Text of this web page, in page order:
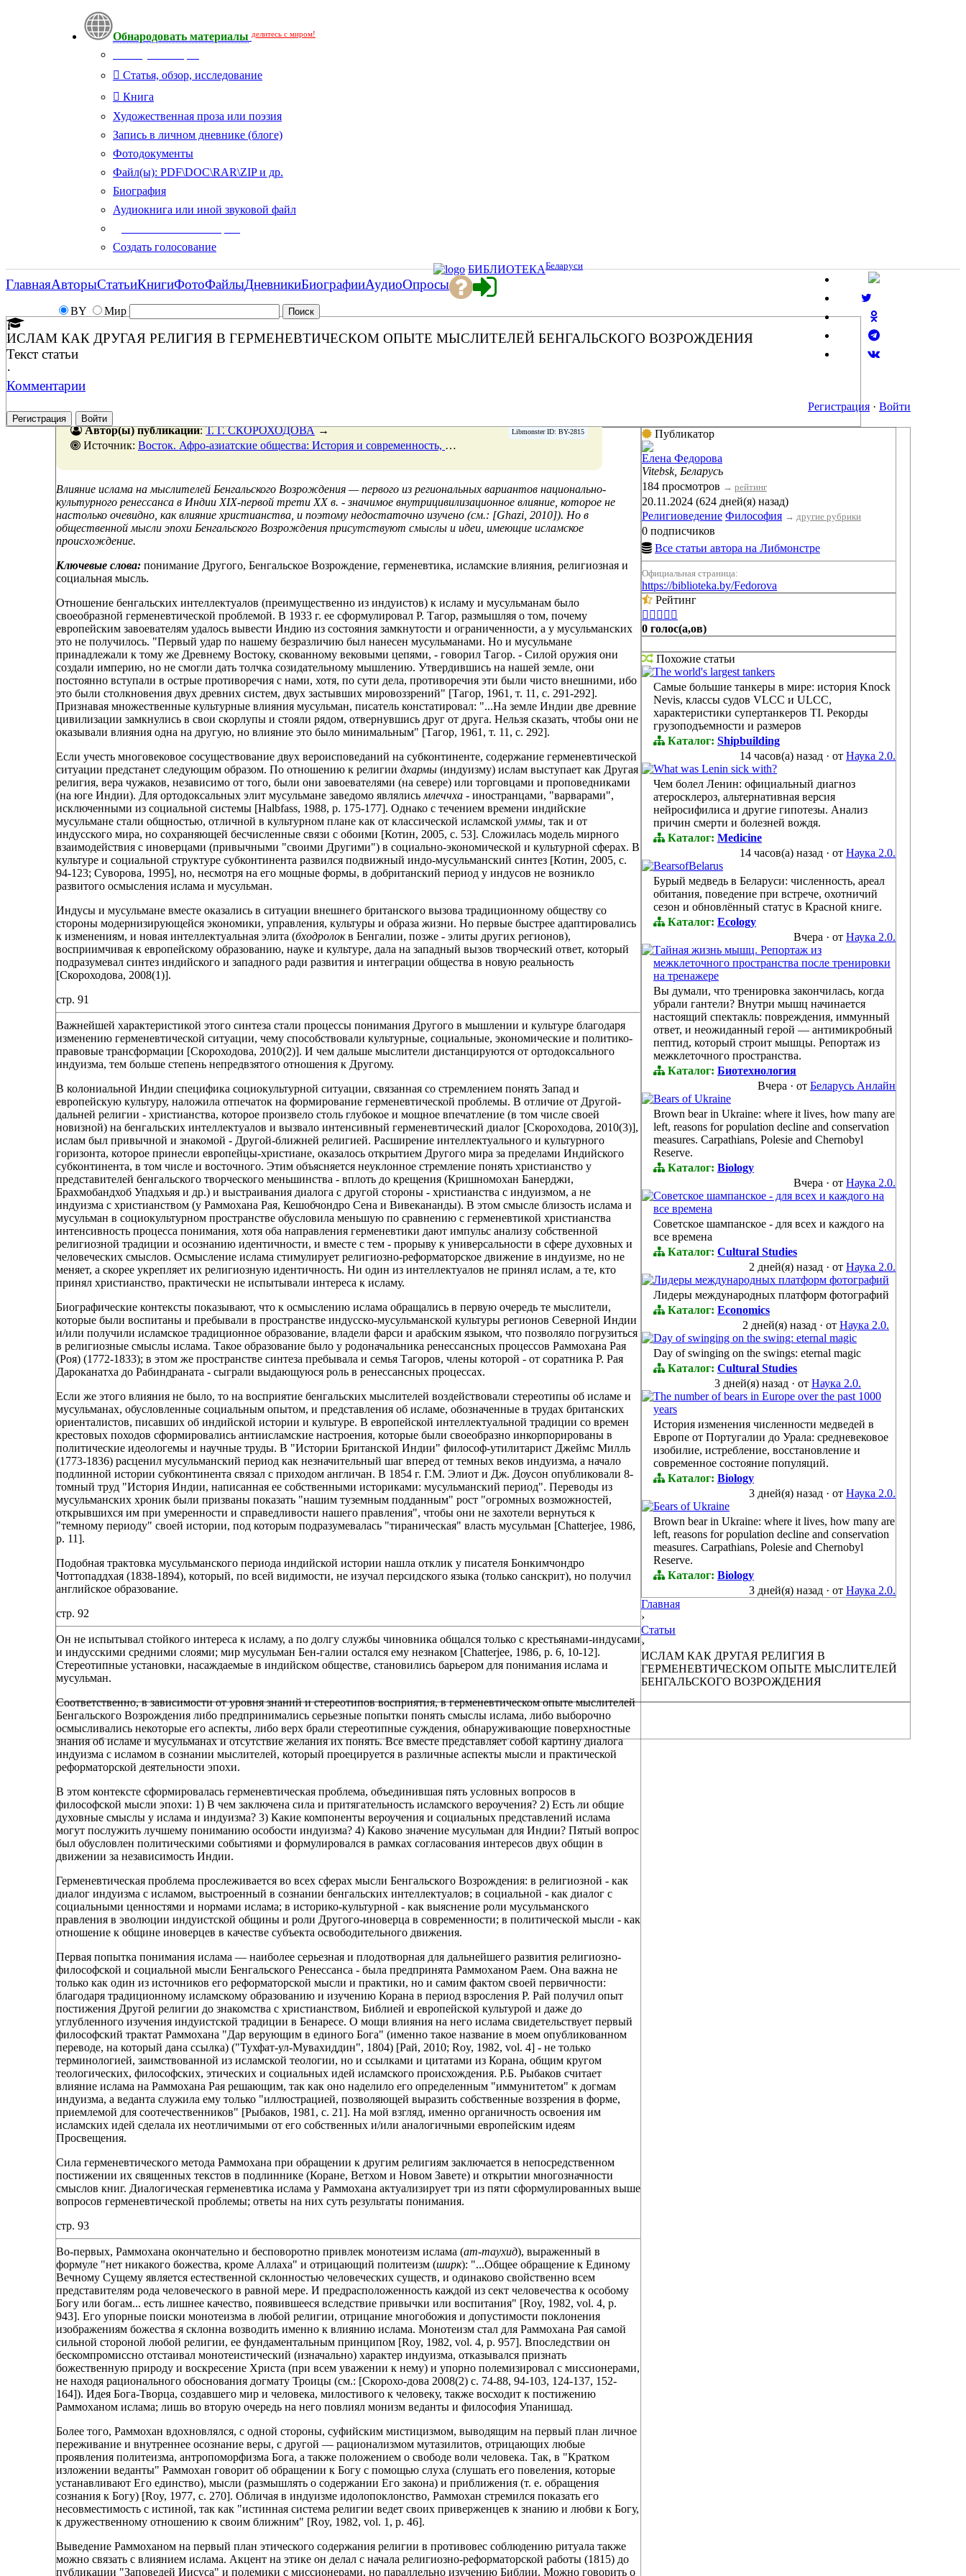
Обнародовать материалы делитесь с миром!
Статья, обзор, исследование
Книга
Художественная проза или поэзия
Запись в личном дневнике (блоге)
Фотодокументы
Файл(ы): PDF\DOC\RAR\ZIP и др.
Биография
Аудиокнига или иной звуковой файл
Создать голосование
BY Мир
БИБЛИОТЕКАБеларуси
Регистрация · Войти
ГлавнаяАвторыСтатьиКнигиФотоФайлыДневникиБиографииАудиоОпросы
ИСЛАМ КАК ДРУГАЯ РЕЛИГИЯ В ГЕРМЕНЕВТИЧЕСКОМ ОПЫТЕ МЫСЛИТЕЛЕЙ БЕНГАЛЬСКОГО ВОЗРОЖДЕНИЯ
Текст статьи
·
Комментарии
Регистрация Войти
Libmonster ID: BY-2815
Автор(ы) публикации:Т. Г. СКОРОХОДОВА→
Источник: Восток. Афро-азиатские общества: История и современность, № 6, 31 декабря 2012 Страницы 91-101 →
Влияние ислама на мыслителей Бенгальского Возрождения — первого из региональных вариантов национально-
культурного ренессанса в Индии XIX-первой трети XX в. - значимое внутрицивилизационное влияние, которое не
настолько очевидно, как влияние христианства, и поэтому недостаточно изучено (см.: [Ghazi, 2010]). Но в
общественной мысли эпохи Бенгальского Возрождения присутствуют смыслы и идеи, имеющие исламское
происхождение.
Ключевые слова: понимание Другого, Бенгальское Возрождение, герменевтика, исламские влияния, религиозная и
социальная мысль.
Отношение бенгальских интеллектуалов (преимущественно из индуистов) к исламу и мусульманам было
своеобразной герменевтической проблемой. В 1933 г. ее сформулировал Р. Тагор, размышляя о том, почему
европейским завоевателям удалось вывести Индию из состояния замкнутости и ограниченности, а у мусульманских
это не получилось. "Первый удар по нашему безразличию был нанесен мусульманами. Но и мусульмане
принадлежали к тому же Древнему Востоку, скованному вековыми цепями, - говорил Тагор. - Силой оружия они
создали империю, но не смогли дать толчка созидательному мышлению. Утвердившись на нашей земле, они
постоянно вступали в острые противоречия с нами, хотя, по сути дела, противоречия эти были чисто внешними, ибо
это были столкновения двух древних систем, двух застывших мировоззрений" [Тагор, 1961, т. 11, с. 291-292].
Признавая множественные культурные влияния мусульман, писатель констатировал: "...На земле Индии две древние
цивилизации замкнулись в свои скорлупы и стояли рядом, отвернувшись друг от друга. Нельзя сказать, чтобы они не
оказывали влияния одна на другую, но влияние это было минимальным" [Тагор, 1961, т. 11, с. 292].
Если учесть многовековое сосуществование двух вероисповеданий на субконтиненте, содержание герменевтической
ситуации предстанет следующим образом. По отношению к религии дхармы (индуизму) ислам выступает как Другая
религия, вера чужаков, независимо от того, были они завоевателями (на севере) или торговцами и проповедниками
(на юге Индии). Для ортодоксальных элит мусульмане заведомо являлись млеччха - иностранцами, "варварами",
исключенными из социальной системы [Halbfass, 1988, р. 175-177]. Однако с течением времени индийские
мусульмане стали общностью, отличной в культурном плане как от классической исламской уммы, так и от
индусского мира, но сохраняющей бесчисленные связи с обоими [Котин, 2005, с. 53]. Сложилась модель мирного
взаимодействия с иноверцами (привычными "своими Другими") в социально-экономической и культурной сферах. В
культуре и социальной структуре субконтинента развился подвижный индо-мусульманский синтез [Котин, 2005, с.
94-123; Суворова, 1995], но, несмотря на его мощные формы, в добританский период у индусов не возникло
развитого осмысления ислама и мусульман.
Индусы и мусульмане вместе оказались в ситуации внешнего британского вызова традиционному обществу со
стороны модернизирующейся экономики, управления, культуры и образа жизни. Но первые быстрее адаптировались
к изменениям, и новая интеллектуальная элита (бходролокв Бенгалии, позже - элиты других регионов),
восприимчивая к европейскому образованию, науке и культуре, дала на западный вызов творческий ответ, который
подразумевал синтез индийского и западного ради развития и интеграции общества в новую реальность
[Скороходова, 2008(1)].
стр. 91
Важнейшей характеристикой этого синтеза стали процессы понимания Другого в мышлении и культуре благодаря
изменению герменевтической ситуации, чему способствовали культурные, социальные, экономические и политико-
правовые трансформации [Скороходова, 2010(2)]. И чем дальше мыслители дистанцируются от ортодоксального
индуизма, тем больше степень непредвзятого отношения к Другому.
В колониальной Индии специфика социокультурной ситуации, связанная со стремлением понять Запад и
европейскую культуру, наложила отпечаток на формирование герменевтической проблемы. В отличие от Другой-
дальней религии - христианства, которое произвело столь глубокое и мощное впечатление (в том числе своей
новизной) на бенгальских интеллектуалов и вызвало интенсивный герменевтический диалог [Скороходова, 2010(3)],
ислам был привычной и знакомой - Другой-ближней религией. Расширение интеллектуального и культурного
горизонта, которое принесли европейцы-христиане, оказалось открытием Другого мира за пределами Индийского
субконтинента, в том числе и восточного. Этим объясняется неуклонное стремление понять христианство у
представителей бенгальского творческого меньшинства - вплоть до крещения (Кришномохан Банерджи,
Брахмобандхоб Упадхьяя и др.) и выстраивания диалога с другой стороны - христианства с индуизмом, а не
индуизма с христианством (у Раммохана Рая, Кешобчондро Сена и Вивекананды). В этом смысле близость ислама и
мусульман в социокультурном пространстве обусловила меньшую по сравнению с герменевтикой христианства
интенсивность процесса понимания, хотя оба направления герменевтики дают импульс анализу собственной
религиозной традиции и осознанию идентичности, и вместе с тем - прорыву к универсальности в сфере духовных и
человеческих смыслов. Осмысление ислама стимулирует религиозно-реформаторское движение в индуизме, но не
меняет, а скорее укрепляет их религиозную идентичность. Ни один из интеллектуалов не принял ислам, а те, кто
принял христианство, практически не испытывали интереса к исламу.
Биографические контексты показывают, что к осмыслению ислама обращались в первую очередь те мыслители,
которые были воспитаны и пребывали в пространстве индусско-мусульманской культуры регионов Северной Индии
и/или получили исламское традиционное образование, владели фарси и арабским языком, что позволяло погрузиться
в религиозные смыслы ислама. Такое образование было у родоначальника ренессансных процессов Раммохана Рая
(Роя) (1772-1833); в этом же пространстве синтеза пребывала и семья Тагоров, члены которой - от соратника Р. Рая
Дароканатха до Рабиндраната - сыграли выдающуюся роль в ренессансных процессах.
Если же этого влияния не было, то на восприятие бенгальских мыслителей воздействовали стереотипы об исламе и
мусульманах, обусловленные социальным опытом, и представления об исламе, обозначенные в трудах британских
ориенталистов, писавших об индийской истории и культуре. В европейской интеллектуальной традиции со времен
крестовых походов сформировались антиисламские настроения, которые были своеобразно инкорпорированы в
политические идеологемы и научные труды. В "Истории Британской Индии" философ-утилитарист Джеймс Милль
(1773-1836) расценил мусульманский период как незначительный шаг вперед от темных веков индуизма, а начало
подлинной истории субконтинента связал с приходом англичан. В 1854 г. Г.М. Элиот и Дж. Доусон опубликовали 8-
томный труд "История Индии, написанная ее собственными историками: мусульманский период". Переводы из
мусульманских хроник были призваны показать "нашим туземным подданным" рост "огромных возможностей,
открывшихся им при умеренности и справедливости нашего правления", чтобы они не захотели вернуться к
"темному периоду" своей истории, под которым подразумевалась "тираническая" власть мусульман [Chatterjee, 1986,
р. 11].
Подобная трактовка мусульманского периода индийской истории нашла отклик у писателя Бонкимчондро
Чоттопаддхая (1838-1894), который, по всей видимости, не изучал персидского языка (только санскрит), но получил
английское образование.
стр. 92
Он не испытывал стойкого интереса к исламу, а по долгу службы чиновника общался только с крестьянами-индусами
и индусскими средними слоями; мир мусульман Бен-галии остался ему незнаком [Chatterjee, 1986, р. 6, 10-12].
Стереотипные установки, насаждаемые в индийском обществе, становились барьером для понимания ислама и
мусульман.
Соответственно, в зависимости от уровня знаний и стереотипов восприятия, в герменевтическом опыте мыслителей
Бенгальского Возрождения либо предпринимались серьезные попытки понять смыслы ислама, либо выборочно
осмысливались некоторые его аспекты, либо верх брали стереотипные суждения, обнаруживающие поверхностные
знания об исламе и мусульманах и отсутствие желания их понять. Все вместе представляет собой картину диалога
индуизма с исламом в сознании мыслителей, который проецируется в различные аспекты мысли и практической
реформаторской деятельности эпохи.
В этом контексте сформировалась герменевтическая проблема, объединившая пять условных вопросов в
философской мысли эпохи: 1) В чем заключена сила и притягательность исламского вероучения? 2) Есть ли общие
духовные смыслы у ислама и индуизма? 3) Какие компоненты вероучения и социальных представлений ислама
могут послужить лучшему пониманию особости индуизма? 4) Каково значение мусульман для Индии? Пятый вопрос
был обусловлен политическими событиями и формулировался в рамках согласования интересов двух общин в
движении за независимость Индии.
Герменевтическая проблема прослеживается во всех сферах мысли Бенгальского Возрождения: в религиозной - как
диалог индуизма с исламом, выстроенный в сознании бенгальских интеллектуалов; в социальной - как диалог с
социальными ценностями и нормами ислама; в историко-культурной - как выяснение роли мусульманского
правления в эволюции индуистской общины и роли Другого-иноверца в современности; в политической мысли - как
отношение к общине иноверцев в качестве субъекта освободительного движения.
Первая попытка понимания ислама — наиболее серьезная и плодотворная для дальнейшего развития религиозно-
философской и социальной мысли Бенгальского Ренессанса - была предпринята Раммоханом Раем. Она важна не
только как один из источников его реформаторской мысли и практики, но и самим фактом своей первичности:
благодаря традиционному исламскому образованию и изучению Корана в период взросления Р. Рай получил опыт
постижения Другой религии до знакомства с христианством, Библией и европейской культурой и даже до
углубленного изучения индуистской традиции в Бенаресе. О мощи влияния на него ислама свидетельствует первый
философский трактат Раммохана "Дар верующим в единого Бога" (именно такое название в моем опубликованном
переводе, на который дана ссылка) ("Тухфат-ул-Мувахиддин", 1804) [Рай, 2010; Roy, 1982, vol. 4] - не только
терминологией, заимствованной из исламской теологии, но и ссылками и цитатами из Корана, общим кругом
теологических, философских, этических и социальных идей исламского происхождения. Р.Б. Рыбаков считает
влияние ислама на Раммохана Рая решающим, так как оно наделило его определенным "иммунитетом" к догмам
индуизма, а веданта служила ему только "иллюстрацией, позволяющей выразить собственные воззрения в форме,
приемлемой для соотечественников" [Рыбаков, 1981, с. 21]. На мой взгляд, именно органичность освоения им
исламских идей сделала их неотличимыми от его собственных и/или аналогичными европейским идеям
Просвещения.
Сила герменевтического метода Раммохана при обращении к другим религиям заключается в непосредственном
постижении их священных текстов в подлиннике (Коране, Ветхом и Новом Завете) и открытии многозначности
смыслов книг. Диалогическая герменевтика ислама у Раммохана актуализирует три из пяти сформулированных выше
вопросов герменевтической проблемы; ответы на них суть результаты понимания.
стр. 93
Во-первых, Раммохана окончательно и бесповоротно привлек монотеизм ислама (ат-таухид), выраженный в
формуле "нет никакого божества, кроме Аллаха" и отрицающий политеизм (ширк): "...Общее обращение к Единому
Вечному Сущему является естественной склонностью человеческих существ, и одинаково свойственно всем
представителям рода человеческого в равной мере. И предрасположенность каждой из сект человечества к особому
Богу или богам... есть лишнее качество, появившееся вследствие привычки или воспитания" [Roy, 1982, vol. 4, p.
943]. Его упорные поиски монотеизма в любой религии, отрицание многобожия и допустимости поклонения
изображениям божества я склонна возводить именно к влиянию ислама. Монотеизм стал для Раммохана Рая самой
сильной стороной любой религии, ее фундаментальным принципом [Roy, 1982, vol. 4, p. 957]. Впоследствии он
бескомпромиссно отстаивал монотеистический (изначально) характер индуизма, отказывался признать
божественную природу и воскресение Христа (при всем уважении к нему) и упорно полемизировал с миссионерами,
не находя рационального обоснования догмату Троицы (см.: [Скорохо-дова 2008(2) с. 74-88, 94-103, 124-137, 152-
164]). Идея Бога-Творца, создавшего мир и человека, милостивого к человеку, также восходит к постижению
Раммоханом ислама; лишь во вторую очередь на него повлиял монизм веданты и философия Упанишад.
Более того, Раммохан вдохновлялся, с одной стороны, суфийским мистицизмом, выводящим на первый план личное
переживание и внутреннее осознание веры, с другой — рационализмом мутазилитов, отрицающих любые
проявления политеизма, антропоморфизма Бога, а также положением о свободе воли человека. Так, в "Кратком
изложении веданты" Раммохан говорит об обращении к Богу с помощью слуха (слушать его повеления, которые
устанавливают Его единство), мысли (размышлять о содержании Его закона) и приближения (т. е. обращения
сознания к Богу) [Roy, 1977, с. 270]. Обличая в индуизме идолопоклонство, Раммохан стремился показать его
несовместимость с истиной, так как "истинная система религии ведет своих приверженцев к знанию и любви к Богу,
к дружественному отношению к своим ближним" [Roy, 1982, vol. 1, p. 46].
Выведение Раммоханом на первый план этического содержания религии в противовес соблюдению ритуала также
можно связать с влиянием ислама. Акцент на этике он делал с начала религиозно-реформаторской работы (1815) до
публикации "Заповедей Иисуса" и полемики с миссионерами, но параллельно изучению Библии. Можно говорить о
Публикатор
Елена Федорова
Vitebsk, Беларусь
184 просмотров → рейтинг
20.11.2024 (624 дней(я) назад)
Религиоведение Философия → другие рубрики
0 подписчиков
Все статьи автора на Либмонстре
Официальная страница:
https://biblioteka.by/Fedorova
Рейтинг
    
0 голос(а,ов)
Похожие статьи
The world's largest tankers
Самые большие танкеры в мире: история Knock
Nevis, классы судов VLCC и ULCC,
характеристики супертанкеров TI. Рекорды
грузоподъемности и размеров
Каталог: Shipbuilding
14 часов(а) назад · от Наука 2.0.
What was Lenin sick with?
Чем болел Ленин: официальный диагноз
атеросклероз, альтернативная версия
нейросифилиса и другие гипотезы. Анализ
причин смерти и болезней вождя.
Каталог: Medicine
14 часов(а) назад · от Наука 2.0.
BearsofBelarus
Бурый медведь в Беларуси: численность, ареал
обитания, поведение при встрече, охотничий
сезон и обновлённый статус в Красной книге.
Каталог: Ecology
Вчера · от Наука 2.0.
Тайная жизнь мышц. Репортаж из
межклеточного пространства после тренировки
на тренажере
Вы думали, что тренировка закончилась, когда
убрали гантели? Внутри мышц начинается
настоящий спектакль: повреждения, иммунный
ответ, и неожиданный герой — антимикробный
пептид, который строит мышцы. Репортаж из
межклеточного пространства.
Каталог: Биотехнология
Вчера · от Беларусь Анлайн
Bears of Ukraine
Brown bear in Ukraine: where it lives, how many are
left, reasons for population decline and conservation
measures. Carpathians, Polesie and Chernobyl
Reserve.
Каталог: Biology
Вчера · от Наука 2.0.
Советское шампанское - для всех и каждого на
все времена
Советское шампанское - для всех и каждого на
все времена
Каталог: Cultural Studies
2 дней(я) назад · от Наука 2.0.
Лидеры международных платформ фотографий
Лидеры международных платформ фотографий
Каталог: Economics
2 дней(я) назад · от Наука 2.0.
Day of swinging on the swing: eternal magic
Day of swinging on the swings: eternal magic
Каталог: Cultural Studies
3 дней(я) назад · от Наука 2.0.
The number of bears in Europe over the past 1000
years
История изменения численности медведей в
Европе от Португалии до Урала: средневековое
изобилие, истребление, восстановление и
современное состояние популяций.
Каталог: Biology
3 дней(я) назад · от Наука 2.0.
Бears of Ukraine
Brown bear in Ukraine: where it lives, how many are
left, reasons for population decline and conservation
measures. Carpathians, Polesie and Chernobyl
Reserve.
Каталог: Biology
3 дней(я) назад · от Наука 2.0.
Главная
›
Статьи
›
ИСЛАМ КАК ДРУГАЯ РЕЛИГИЯ В
ГЕРМЕНЕВТИЧЕСКОМ ОПЫТЕ МЫСЛИТЕЛЕЙ
БЕНГАЛЬСКОГО ВОЗРОЖДЕНИЯ